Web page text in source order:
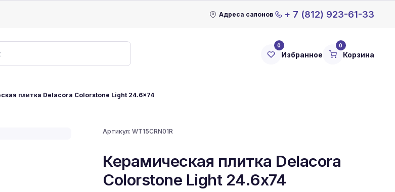
Адреса салонов + 7 (812) 923-61-33
0
Избранное
0
Корзина
плитка Delacora Colorstone Light 24.6x74
Артикул:WT15CRN01R
Керамическая плитка Delacora
Colorstone Light 24.6x74